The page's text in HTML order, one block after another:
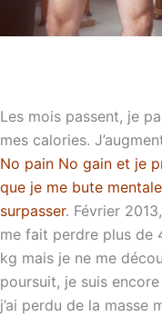
Les mois passent, je
mes calories.
No pain No gain et je
que je me bute
surpasser. Février
me fait perdre plus de
kg mais je ne me
poursuit, je suis
j’ai perdu de la masse